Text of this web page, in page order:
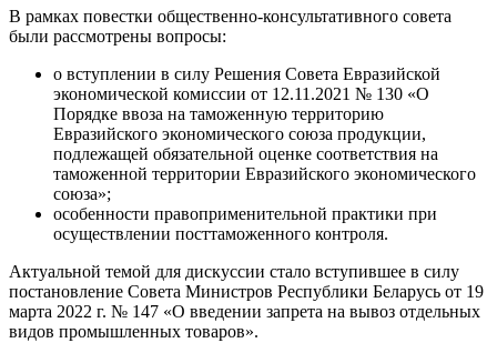
В рамках повестки общественно-консультативного совета
были рассмотрены вопросы:
о вступлении в силу Решения Совета Евразийской
экономической комиссии от 12.11.2021 № 130 «О
Порядке ввоза на таможенную территорию
Евразийского экономического союза продукции,
подлежащей обязательной оценке соответствия на
таможенной территории Евразийского экономического
союза»;
особенности правоприменительной практики при
осуществлении посттаможенного контроля.
Актуальной темой для дискуссии стало вступившее в силу
постановление Совета Министров Республики Беларусь от 19
марта 2022 г. № 147 «О введении запрета на вывоз отдельных
видов промышленных товаров».